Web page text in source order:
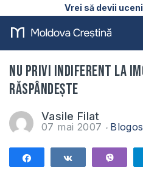
Vrei să devii
Nu privi indiferent la
răspândește
Vasile Filat
07 mai 2007